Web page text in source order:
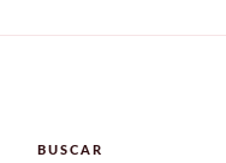
BUSCAR